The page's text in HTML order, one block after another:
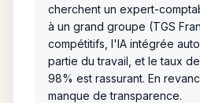
cherchent un expert-
à un grand groupe (TGS
compétitifs, l'IA intégrée
partie du travail, et le taux
98% est rassurant. En
manque de transparence.